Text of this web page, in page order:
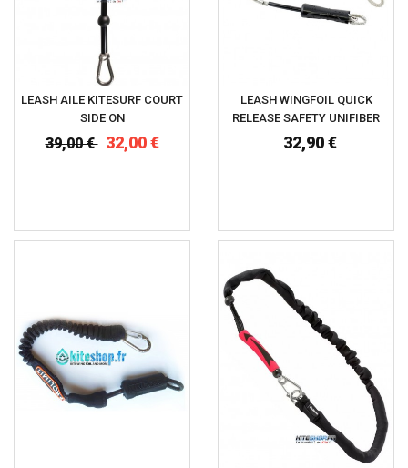
LEASH AILE KITESURF COURT
SIDE ON
39,00 € 32,00 €
LEASH WINGFOIL QUICK
RELEASE SAFETY UNIFIBER
32,90 €